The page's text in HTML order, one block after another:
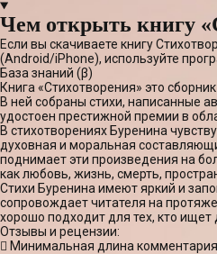
Чем открыть книгу
Если вы скачиваете книгу
(Android/iPhone), используйте
База знаний (β)
Книга «Стихотворения» это
В ней собраны стихи, написанные
удостоен престижной премии в
В стихотворениях Буренина
духовная и моральная
поднимает эти произведения на
как любовь, жизнь, смерть,
Стихи Буренина имеют яркий и
сопровождает читателя на
хорошо подходит для тех, кто ищет
Отзывы и рецензии:
Минимальная длина